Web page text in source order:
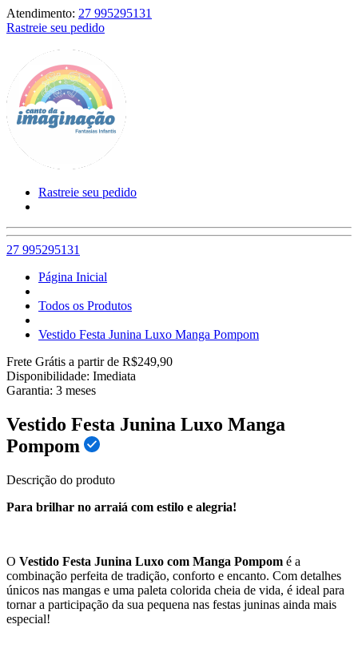
Atendimento: 27 995295131
Rastreie seu pedido
Rastreie seu pedido
27 995295131
Página Inicial
Todos os Produtos
Vestido Festa Junina Luxo Manga Pompom
Frete Grátis a partir de R$249,90
Disponibilidade: Imediata
Garantia: 3 meses
Vestido Festa Junina Luxo Manga
Pompom
Descrição do produto
Para brilhar no arraiá com estilo e alegria!
O Vestido Festa Junina Luxo com Manga Pompom é a
combinação perfeita de tradição, conforto e encanto. Com detalhes
únicos nas mangas e uma paleta colorida cheia de vida, é ideal para
tornar a participação da sua pequena nas festas juninas ainda mais
especial!